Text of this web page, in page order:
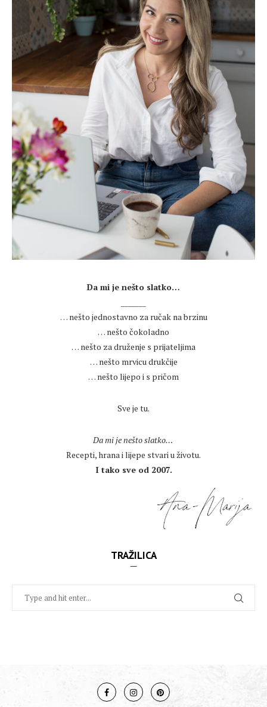
Da mi je nešto slatko…
… nešto jednostavno za ručak na brzinu
… nešto čokoladno
… nešto za druženje s prijateljima
… nešto mrvicu drukčije
… nešto lijepo i s pričom
Sve je tu.
Da mi je nešto slatko…
Recepti, hrana i lijepe stvari u životu.
I tako sve od 2007.
TRAŽILICA